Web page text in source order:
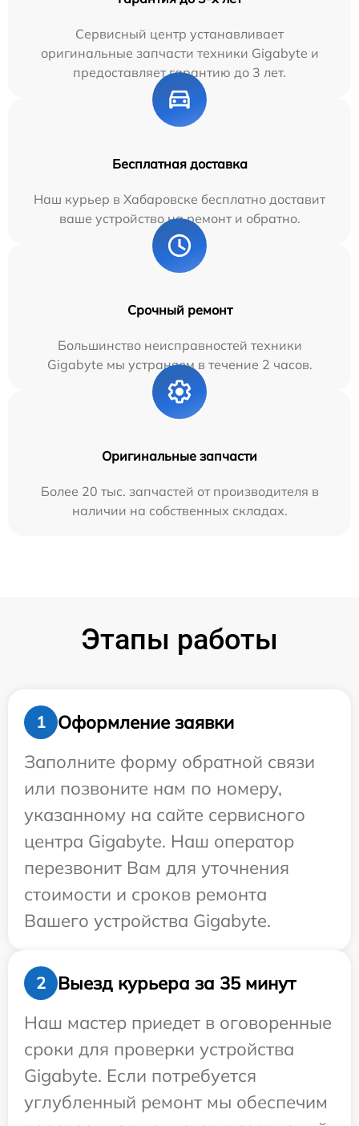
Сервисный центр устанавливает
оригинальные запчасти техники Gigabyte и
предоставляет гарантию до 3 лет.
Бесплатная доставка
Наш курьер в Хабаровске бесплатно доставит
ваше устройство на ремонт и обратно.
Срочный ремонт
Большинство неисправностей техники
Gigabyte мы устраняем в течение 2 часов.
Оригинальные запчасти
Более 20 тыс. запчастей от производителя в
наличии на собственных складах.
Этапы работы
1
Оформление заявки
Заполните форму обратной связи
или позвоните нам по номеру,
указанному на сайте сервисного
центра Gigabyte. Наш оператор
перезвонит Вам для уточнения
стоимости и сроков ремонта
Вашего устройства Gigabyte.
2
Выезд курьера за 35 минут
Наш мастер приедет в оговоренные
сроки для проверки устройства
Gigabyte. Если потребуется
углубленный ремонт мы обеспечим